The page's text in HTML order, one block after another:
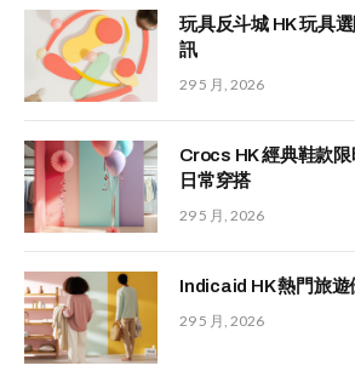
玩具反斗城 HK 玩具
訊
29 5 月, 2026
Crocs HK 經典鞋款
日常穿搭
29 5 月, 2026
Indicaid HK 熱門旅遊
29 5 月, 2026